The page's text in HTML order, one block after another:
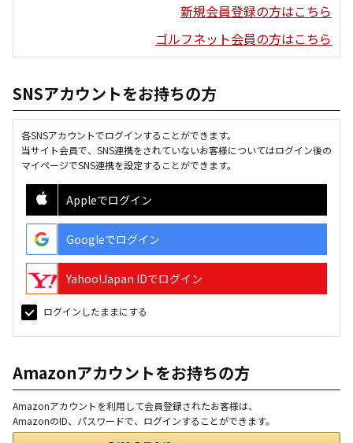
新規会員登録の方はこちら
ゴルフネット会員の方はこちら
SNSアカウントをお持ちの方
各SNSアカウントでログインすることができます。
当サイト会員で、SNS連携をされていないお客様についてはログイン後の
マイページでSNS連携を設定することができます。
Appleでログイン
Googleでログイン
Yahoo!Japan IDでログイン
ログインしたままにする
Amazonアカウントをお持ちの方
Amazonアカウントを利用して会員登録されたお客様は、
AmazonのID、パスワードで、ログインすることができます。